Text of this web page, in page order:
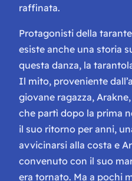
raffinata.
Protagonisti della
esiste anche una storia
questa danza, la
Il mito, proveniente
giovane ragazza,
che partì dopo la prima
il suo ritorno per anni,
avvicinarsi alla costa e
convenuto con il suo
era tornato. Ma a pochi